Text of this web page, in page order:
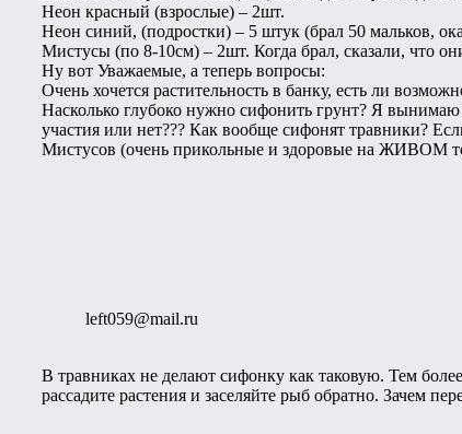
Неон красный (взрослые) – 2шт.
Неон синий, (подростки) – 5 штук (брал 50 мальков,
Мистусы (по 8-10см) – 2шт. Когда брал, сказали,
Ну вот Уважаемые, а теперь вопросы:
Очень хочется растительность в банку, есть ли
Насколько глубоко нужно сифонить грунт? Я
участия или нет??? Как вообще сифонят травники?
Мистусов (очень прикольные и здоровые на ЖИВОМ
left059@mail.ru
В травниках не делают сифонку как таковую. Тем
рассадите растения и заселяйте рыб обратно. Зачем